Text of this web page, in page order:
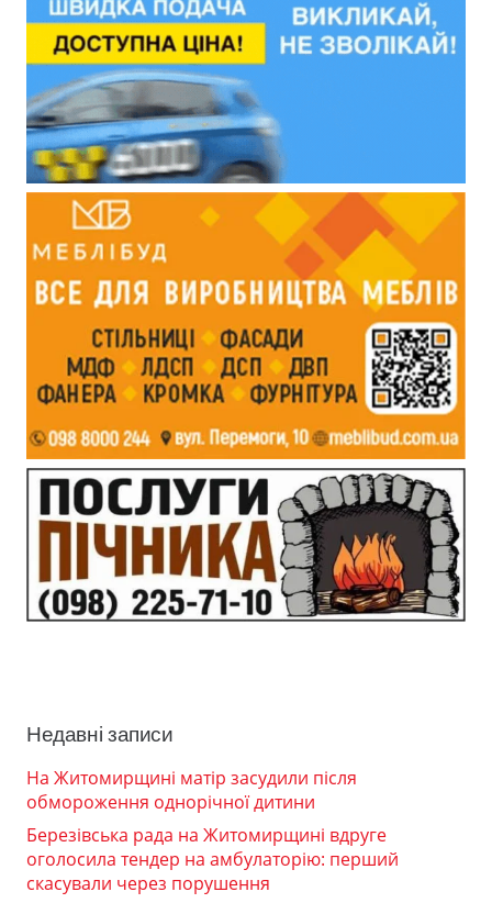
Недавні записи
На Житомирщині матір засудили після
обмороження однорічної дитини
Березівська рада на Житомирщині вдруге
оголосила тендер на амбулаторію: перший
скасували через порушення